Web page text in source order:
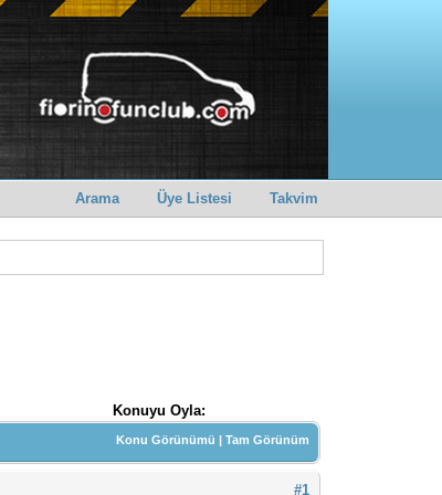
Arama Üye Listesi Takvim
Konuyu Oyla:
Konu Görünümü |Tam Görünüm
#1